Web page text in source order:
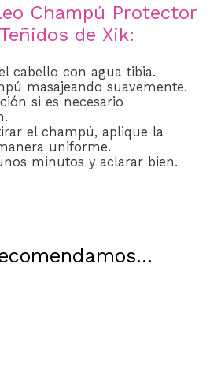
Champú Protector
de Xik:
cabello con agua tibia.
masajeando suavemente.
si es necesario
el champú, aplique la
uniforme.
minutos y aclarar bien.